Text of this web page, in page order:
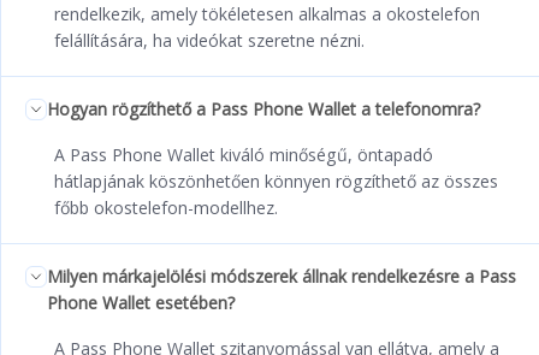
rendelkezik, amely tökéletesen alkalmas a okostelefon
felállítására, ha videókat szeretne nézni.
Hogyan rögzíthető a Pass Phone Wallet a telefonomra?
A Pass Phone Wallet kiváló minőségű, öntapadó
hátlapjának köszönhetően könnyen rögzíthető az összes
főbb okostelefon-modellhez.
Milyen márkajelölési módszerek állnak rendelkezésre a Pass
Phone Wallet esetében?
A Pass Phone Wallet szitanyomással van ellátva, amely a